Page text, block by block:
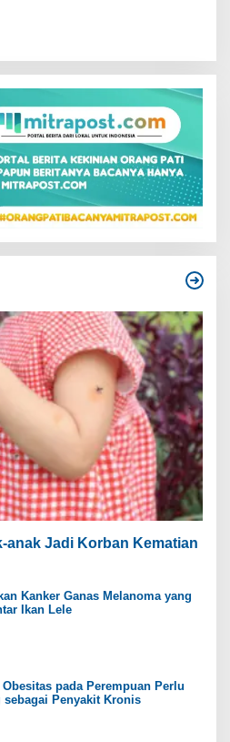
anak Jadi Korban Kematian
Kanker Ganas Melanoma yang
Ikan Lele
pada Perempuan Perlu
sebagai Penyakit Kronis